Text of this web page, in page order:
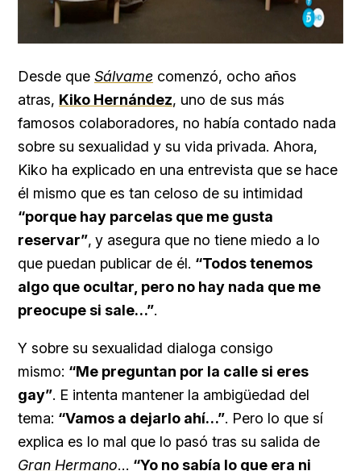
Desde que Sálvame comenzó, ocho años
atras, Kiko Hernández, uno de sus más
famosos colaboradores, no había contado nada
sobre su sexualidad y su vida privada. Ahora,
Kiko ha explicado en una entrevista que se hace
él mismo que es tan celoso de su intimidad
“porque hay parcelas que me gusta
reservar”, y asegura que no tiene miedo a lo
que puedan publicar de él. “Todos tenemos
algo que ocultar, pero no hay nada que me
preocupe si sale…”.
Y sobre su sexualidad dialoga consigo
mismo: “Me preguntan por la calle si eres
gay”. E intenta mantener la ambigüedad del
tema: “Vamos a dejarlo ahí…”. Pero lo que sí
explica es lo mal que lo pasó tras su salida de
Gran Hermano… “Yo no sabía lo que era ni